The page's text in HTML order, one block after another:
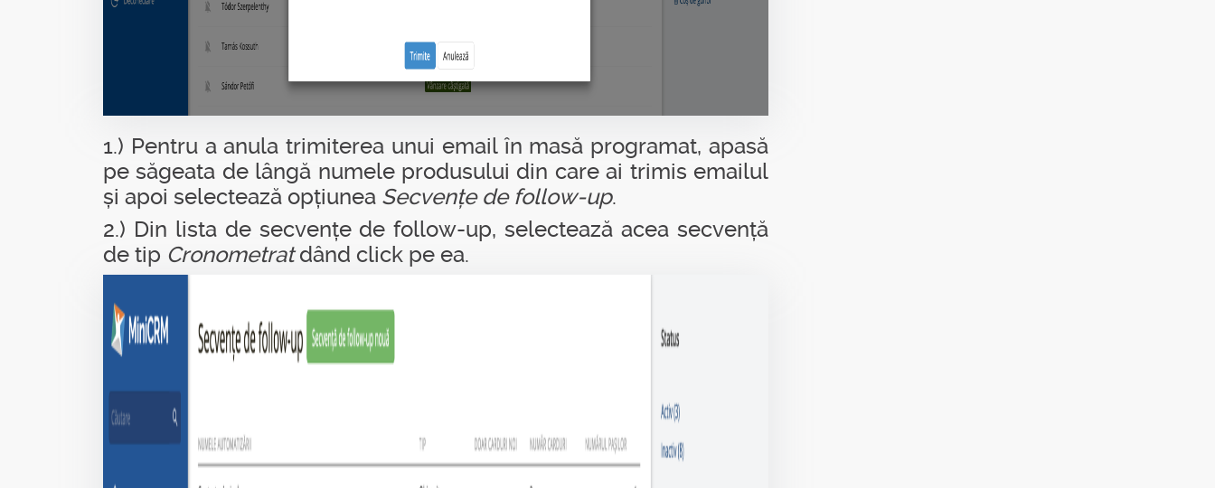
1.) Pentru a anula trimiterea unui email în masă programat, apasă
pe săgeata de lângă numele produsului din care ai trimis emailul
și apoi selectează opțiunea Secvențe de follow-up.
2.) Din lista de secvențe de follow-up, selectează acea secvență
de tip Cronometratdând click pe ea.